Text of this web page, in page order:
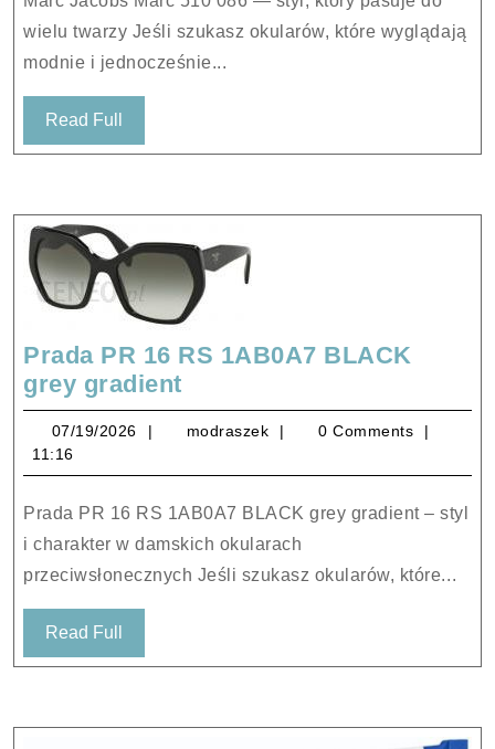
wielu twarzy Jeśli szukasz okularów, które wyglądają
modnie i jednocześnie...
Read Full
Full
Prada PR 16 RS 1AB0A7 BLACK
grey gradientPrada
PR
16
RS
BLACK
grey
gradient
07/19/2026 07/19/2026
modraszek modraszek
0 Comments
11:16
Prada PR 16 RS 1AB0A7 BLACK grey gradient – styl
i charakter w damskich okularach
przeciwsłonecznych Jeśli szukasz okularów, które...
Read Full
Full